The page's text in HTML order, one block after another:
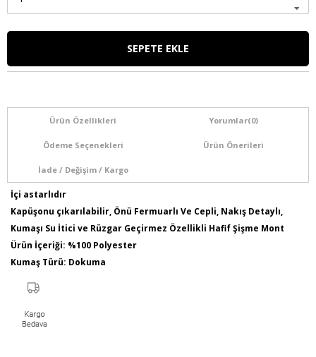
Ürün Özellikleri Yorumlar(0)
Ödeme Seçenekleri Ürün Önerileri
İade / Değişim / Kargo
İçi astarlıdır
Kapüşonu çıkarılabilir, Önü Fermuarlı Ve Cepli, Nakış Detaylı,
Kumaşı Su İtici ve Rüzgar Geçirmez Özellikli Hafif Şişme Mont
Ürün İçeriği: %100 Polyester
Kumaş Türü: Dokuma
Numune Bedeni : 44
Ürün Boyu: 80 cm